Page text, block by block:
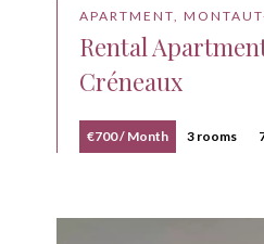
APARTMENT,
Rental
Créneaux
€700 / Month 3 rooms